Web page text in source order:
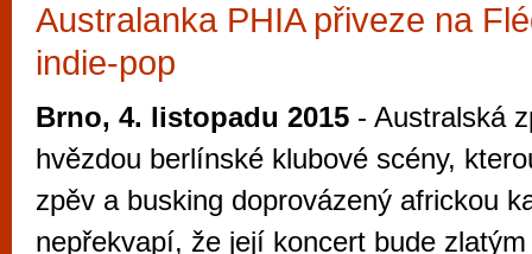
Australanka PHIA přiveze na
indie-pop
Brno, 4. listopadu 2015 - Australská
hvězdou berlínské klubové scény,
zpěv a busking doprovázený africkou
nepřekvapí, že její koncert bude
Průvodce
Brno je
zajímavé
restaurace,
Mimo jiné je ale také místem, kde si